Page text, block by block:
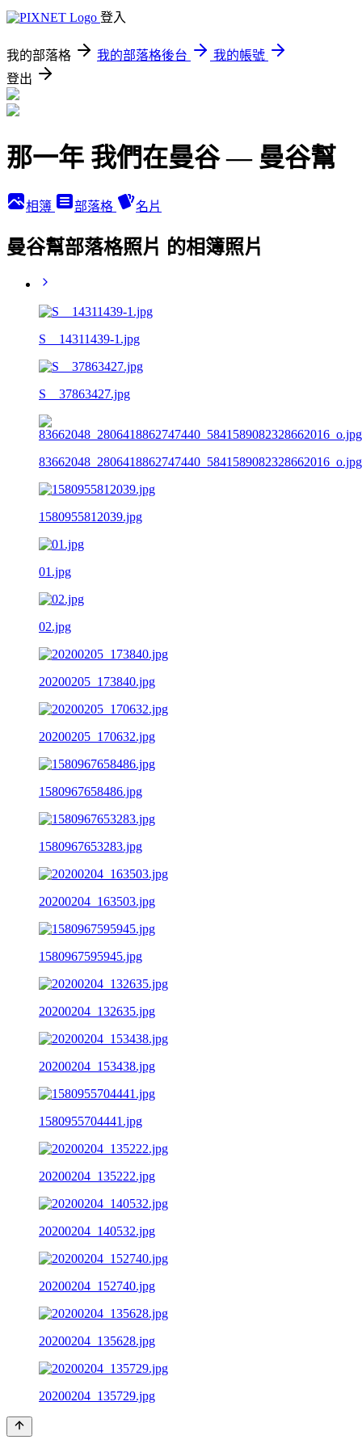
登入
我的部落格 我的部落格後台
我的帳號
登出
那一年 我們在曼谷 — 曼谷幫
相簿 部落格 名片
曼谷幫部落格照片 的相簿照片
S__14311439-1.jpg
S__37863427.jpg
83662048_2806418862747440_5841589082328662016_o.jpg
1580955812039.jpg
01.jpg
02.jpg
20200205_173840.jpg
20200205_170632.jpg
1580967658486.jpg
1580967653283.jpg
20200204_163503.jpg
1580967595945.jpg
20200204_132635.jpg
20200204_153438.jpg
1580955704441.jpg
20200204_135222.jpg
20200204_140532.jpg
20200204_152740.jpg
20200204_135628.jpg
20200204_135729.jpg